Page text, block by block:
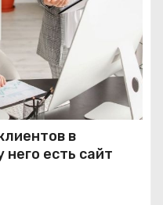
в
есть сайт